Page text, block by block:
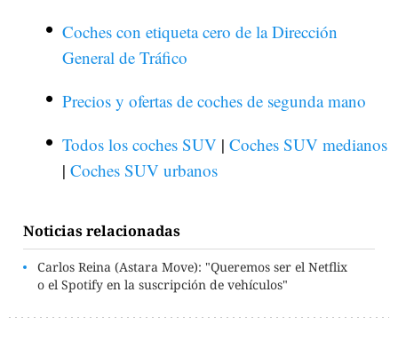
Coches con etiqueta cero de la Dirección
General de Tráfico
Precios y ofertas de coches de segunda mano
Todos los coches SUV | Coches SUV medianos
| Coches SUV urbanos
Noticias relacionadas
Carlos Reina (Astara Move): "Queremos ser el Netflix
o el Spotify en la suscripción de vehículos"